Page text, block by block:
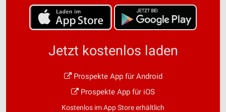
Jetzt kostenlos laden
Prospekte App für Android
Prospekte App für iOS
Kostenlos im App Store erhältlich